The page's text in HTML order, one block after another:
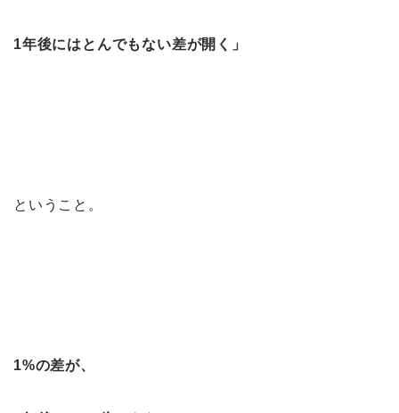
1年後にはとんでもない差が開く」
ということ。
1%の差が、